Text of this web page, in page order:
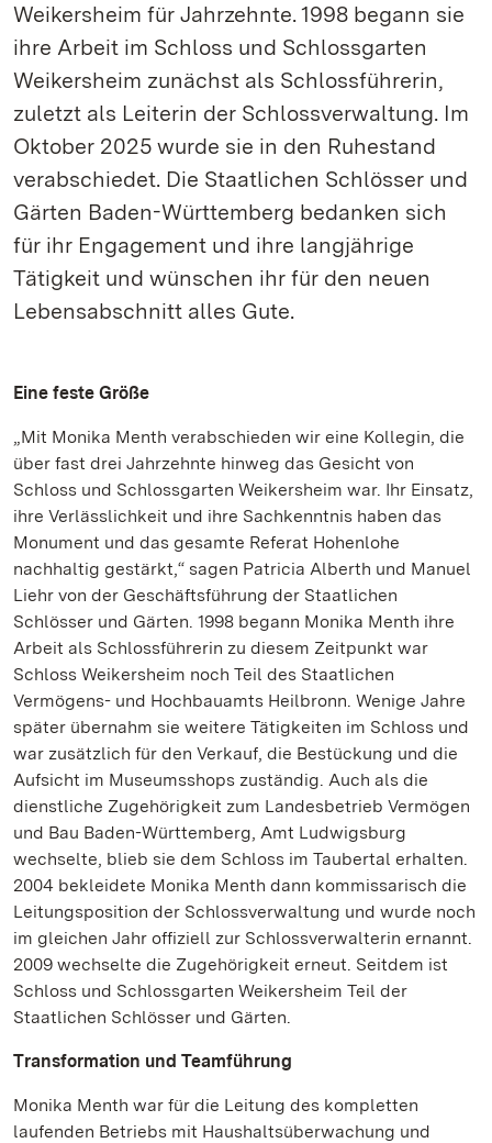
Weikersheim für Jahrzehnte. 1998 begann sie
ihre Arbeit im Schloss und Schlossgarten
Weikersheim zunächst als Schlossführerin,
zuletzt als Leiterin der Schlossverwaltung. Im
Oktober 2025 wurde sie in den Ruhestand
verabschiedet. Die Staatlichen Schlösser und
Gärten Baden-Württemberg bedanken sich
für ihr Engagement und ihre langjährige
Tätigkeit und wünschen ihr für den neuen
Lebensabschnitt alles Gute.
Eine feste Größe
„Mit Monika Menth verabschieden wir eine Kollegin, die
über fast drei Jahrzehnte hinweg das Gesicht von
Schloss und Schlossgarten Weikersheim war. Ihr Einsatz,
ihre Verlässlichkeit und ihre Sachkenntnis haben das
Monument und das gesamte Referat Hohenlohe
nachhaltig gestärkt,“ sagen Patricia Alberth und Manuel
Liehr von der Geschäftsführung der Staatlichen
Schlösser und Gärten. 1998 begann Monika Menth ihre
Arbeit als Schlossführerin zu diesem Zeitpunkt war
Schloss Weikersheim noch Teil des Staatlichen
Vermögens- und Hochbauamts Heilbronn. Wenige Jahre
später übernahm sie weitere Tätigkeiten im Schloss und
war zusätzlich für den Verkauf, die Bestückung und die
Aufsicht im Museumsshops zuständig. Auch als die
dienstliche Zugehörigkeit zum Landesbetrieb Vermögen
und Bau Baden-Württemberg, Amt Ludwigsburg
wechselte, blieb sie dem Schloss im Taubertal erhalten.
2004 bekleidete Monika Menth dann kommissarisch die
Leitungsposition der Schlossverwaltung und wurde noch
im gleichen Jahr offiziell zur Schlossverwalterin ernannt.
2009 wechselte die Zugehörigkeit erneut. Seitdem ist
Schloss und Schlossgarten Weikersheim Teil der
Staatlichen Schlösser und Gärten.
Transformation und Teamführung
Monika Menth war für die Leitung des kompletten
laufenden Betriebs mit Haushaltsüberwachung und